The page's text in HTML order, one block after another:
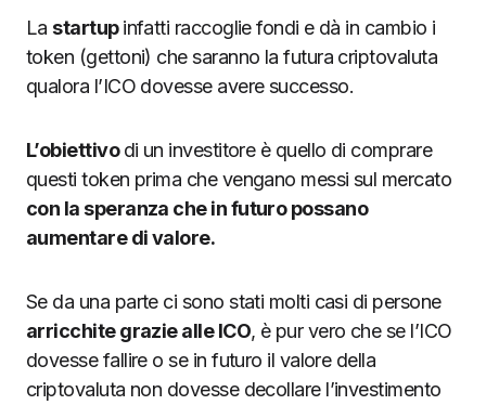
La startupinfatti raccoglie fondi e dà in cambio i
token (gettoni) che saranno la futura criptovaluta
qualora l’ICO dovesse avere successo.
L’obiettivodi un investitore è quello di comprare
questi token prima che vengano messi sul mercato
con la speranza che in futuro possano
aumentare di valore.
Se da una parte ci sono stati molti casi di persone
arricchite grazie alle ICO, è pur vero che se l’ICO
dovesse fallire o se in futuro il valore della
criptovaluta non dovesse decollare l’investimento